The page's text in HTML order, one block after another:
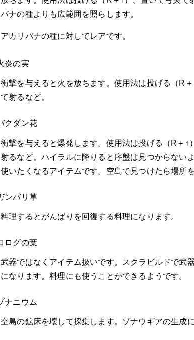
バナの種よりも広範囲を照らします。
アカリバナの種に対してレアです。
炎の実
衝撃を与えると火を放ちます。使用法は投げる（R
て射るなど。
クダン花
衝撃を与えると爆発します。使用法は投げる（R＋↑
射るなど。ハイラルに降りると序盤は見つからない
使いたくなるアイテムです。空島で見つけたら場所
ンバリ草
料理するとがんばりを回復する料理になります。
ログの葉
武器ではなくアイテム扱いです。スクラビルドで武
になります。料理にも使うことができるようです。
ナニウム
空島の鉱床を壊して採集します。ゾナウギアの生成